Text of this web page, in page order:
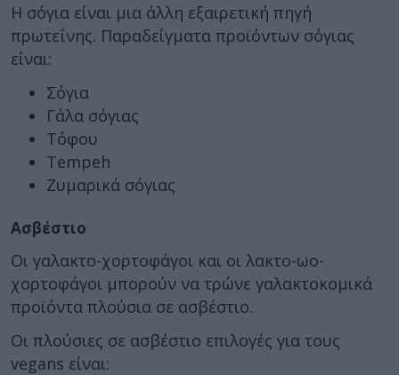
Η σόγια είναι μια άλλη εξαιρετική πηγή
πρωτεΐνης. Παραδείγματα προϊόντων σόγιας
είναι:
Σόγια
Γάλα σόγιας
Τόφου
Tempeh
Ζυμαρικά σόγιας
Ασβέστιο
Οι γαλακτο-χορτοφάγοι και οι λακτο-ωο-
χορτοφάγοι μπορούν να τρώνε γαλακτοκομικά
προϊόντα πλούσια σε ασβέστιο.
Οι πλούσιες σε ασβέστιο επιλογές για τους
vegans είναι: